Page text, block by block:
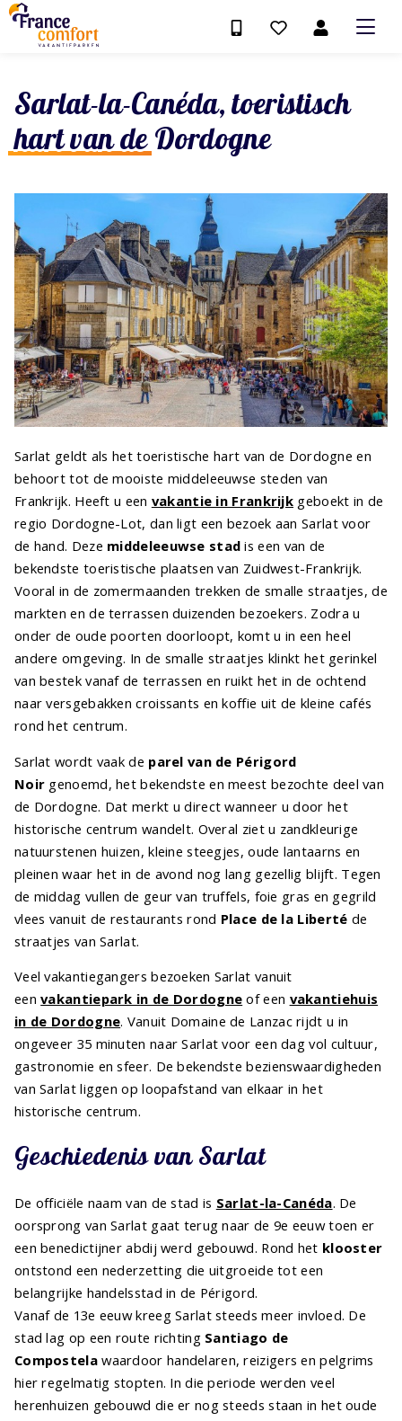
Sarlat-la-Canéda, toeristisch
hart van de Dordogne
Sarlat geldt als het toeristische hart van de Dordogne en
behoort tot de mooiste middeleeuwse steden van
Frankrijk. Heeft u een vakantie in Frankrijk geboekt in de
regio Dordogne-Lot, dan ligt een bezoek aan Sarlat voor
de hand. Deze middeleeuwse stad is een van de
bekendste toeristische plaatsen van Zuidwest-Frankrijk.
Vooral in de zomermaanden trekken de smalle straatjes, de
markten en de terrassen duizenden bezoekers. Zodra u
onder de oude poorten doorloopt, komt u in een heel
andere omgeving. In de smalle straatjes klinkt het gerinkel
van bestek vanaf de terrassen en ruikt het in de ochtend
naar versgebakken croissants en koffie uit de kleine cafés
rond het centrum.
Sarlat wordt vaak de parel van de Périgord
Noir genoemd, het bekendste en meest bezochte deel van
de Dordogne. Dat merkt u direct wanneer u door het
historische centrum wandelt. Overal ziet u zandkleurige
natuurstenen huizen, kleine steegjes, oude lantaarns en
pleinen waar het in de avond nog lang gezellig blijft. Tegen
de middag vullen de geur van truffels, foie gras en gegrild
vlees vanuit de restaurants rond Place de la Liberté de
straatjes van Sarlat.
Veel vakantiegangers bezoeken Sarlat vanuit
eenvakantiepark in de Dordogne of een vakantiehuis
in de Dordogne. Vanuit Domaine de Lanzac rijdt u in
ongeveer 35 minuten naar Sarlat voor een dag vol cultuur,
gastronomie en sfeer. De bekendste bezienswaardigheden
van Sarlat liggen op loopafstand van elkaar in het
historische centrum.
Geschiedenis van Sarlat
De officiële naam van de stad is Sarlat-la-Canéda. De
oorsprong van Sarlat gaat terug naar de 9e eeuw toen er
een benedictijner abdij werd gebouwd. Rond het klooster
ontstond een nederzetting die uitgroeide tot een
belangrijke handelsstad in de Périgord.
Vanaf de 13e eeuw kreeg Sarlat steeds meer invloed. De
stad lag op een route richting Santiago de
Compostelawaardoor handelaren, reizigers en pelgrims
hier regelmatig stopten. In die periode werden veel
herenhuizen gebouwd die er nog steeds staan in het oude